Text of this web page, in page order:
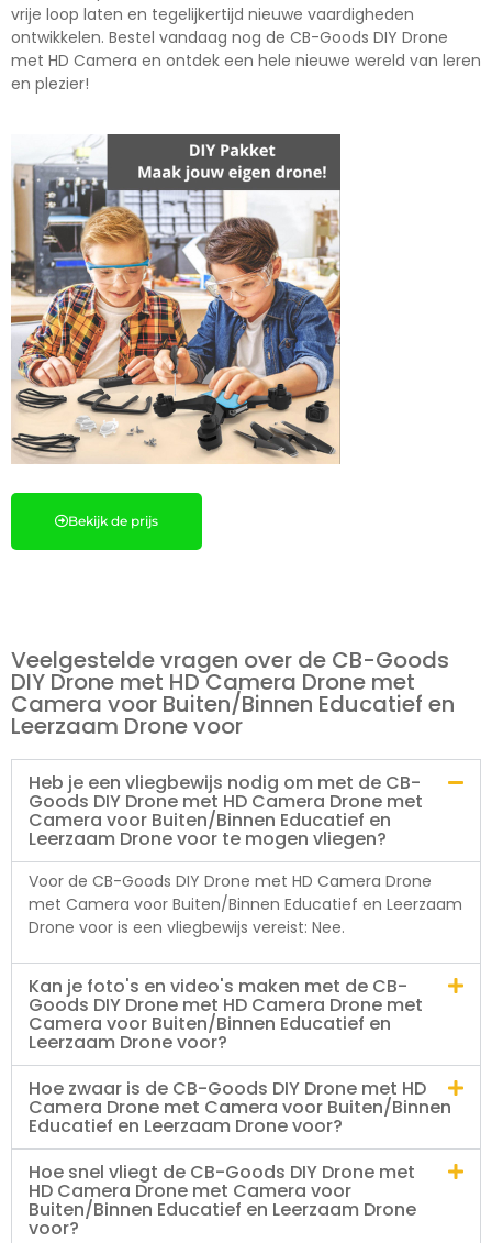
vrije loop laten en tegelijkertijd nieuwe vaardigheden
ontwikkelen. Bestel vandaag nog de CB-Goods DIY Drone
met HD Camera en ontdek een hele nieuwe wereld van leren
en plezier!
Bekijk de prijs
Veelgestelde vragen over de CB-Goods
DIY Drone met HD Camera Drone met
Camera voor Buiten/Binnen Educatief en
Leerzaam Drone voor
Heb je een vliegbewijs nodig om met de CB-
Goods DIY Drone met HD Camera Drone met
Camera voor Buiten/Binnen Educatief en
Leerzaam Drone voor te mogen vliegen?
Voor de CB-Goods DIY Drone met HD Camera Drone
met Camera voor Buiten/Binnen Educatief en Leerzaam
Drone voor is een vliegbewijs vereist: Nee.
Kan je foto's en video's maken met de CB-
Goods DIY Drone met HD Camera Drone met
Camera voor Buiten/Binnen Educatief en
Leerzaam Drone voor?
Hoe zwaar is de CB-Goods DIY Drone met HD
Camera Drone met Camera voor Buiten/Binnen
Educatief en Leerzaam Drone voor?
Hoe snel vliegt de CB-Goods DIY Drone met
HD Camera Drone met Camera voor
Buiten/Binnen Educatief en Leerzaam Drone
voor?